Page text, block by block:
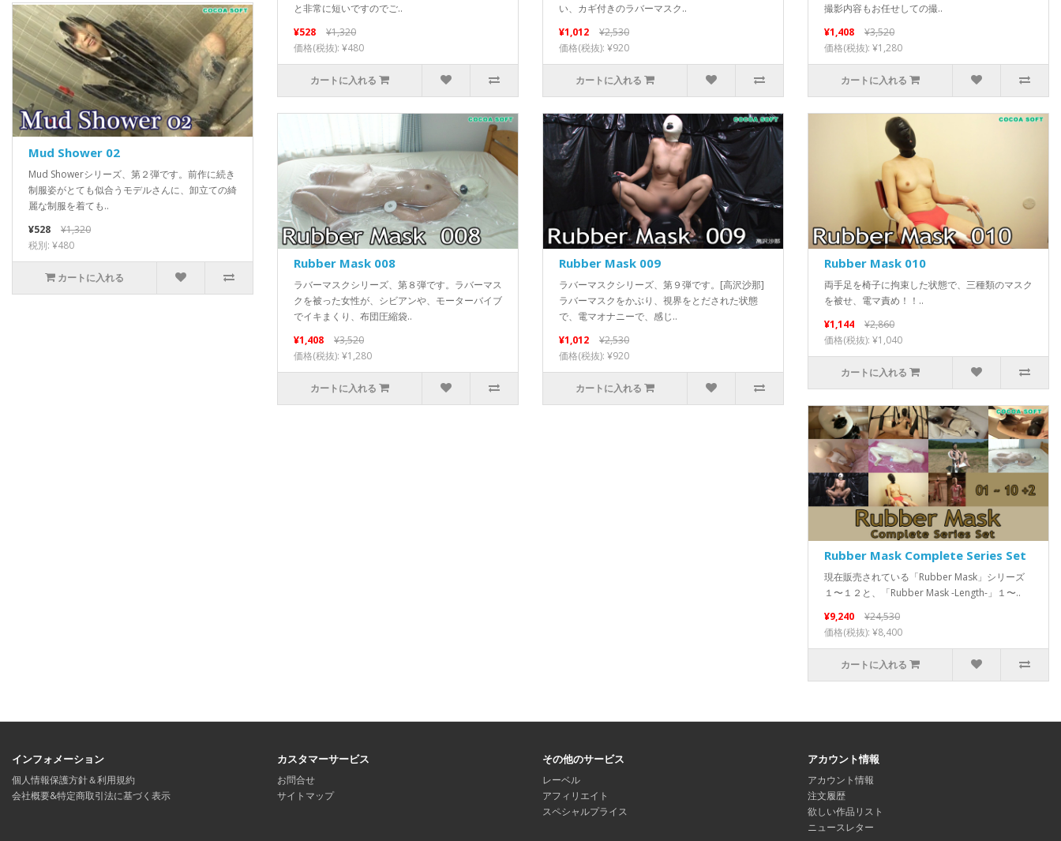
Mud Shower 02
Mud Showerシリーズ、第２弾です。前作に続き
制服姿がとても似合うモデルさんに、卸立ての綺
麗な制服を着ても..
¥528
¥1,320
税別: ¥480
カートに入れる
と非常に短いですのでご..
¥528
¥1,320
価格(税抜): ¥480
カートに入れる
い、カギ付きのラバーマスク..
¥1,012
¥2,530
価格(税抜): ¥920
カートに入れる
撮影内容もお任せしての撮..
¥1,408
¥3,520
価格(税抜): ¥1,280
カートに入れる
Rubber Mask 008
ラバーマスクシリーズ、第８弾です。ラバーマス
クを被った女性が、シビアンや、モーターバイブ
でイキまくり、布団圧縮袋..
¥1,408
¥3,520
価格(税抜): ¥1,280
カートに入れる
Rubber Mask 009
ラバーマスクシリーズ、第９弾です。[高沢沙那]
ラバーマスクをかぶり、視界をとだされた状態
で、電マオナニーで、感じ..
¥1,012
¥2,530
価格(税抜): ¥920
カートに入れる
Rubber Mask 010
両手足を椅子に拘束した状態で、三種類のマスク
を被せ、電マ責め！！..
¥1,144
¥2,860
価格(税抜): ¥1,040
カートに入れる
Rubber Mask Complete Series Set
現在販売されている「Rubber Mask」シリーズ
１〜１２と、「Rubber Mask -Length-」１〜..
¥9,240
¥24,530
価格(税抜): ¥8,400
カートに入れる
インフォメーション
個人情報保護方針＆利用規約
会社概要&特定商取引法に基づく表示
カスタマーサービス
お問合せ
サイトマップ
その他のサービス
レーベル
アフィリエイト
スペシャルプライス
アカウント情報
アカウント情報
注文履歴
欲しい作品リスト
ニュースレター